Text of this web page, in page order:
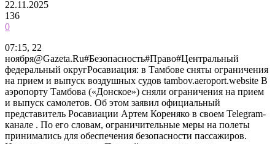
22.11.2025
136
0
07:15, 22
ноября@Gazeta.Ru#Безопасность#Право#Центральный
федеральный округРосавиация: в Тамбове сняты ограничения
на прием и выпуск воздушных судов tambov.aeroport.website В
аэропорту Тамбова («Донское») сняли ограничения на прием
и выпуск самолетов. Об этом заявил официальный
представитель Росавиации Артем Кореняко в своем Telegram-
канале . По его словам, ограничительные меры на полеты
принимались для обеспечения безопасности пассажиров.